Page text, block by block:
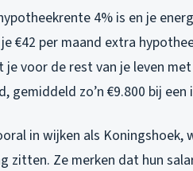
4% is en je
€42 per maand extra
je voor de rest van je leven
gemiddeld zo’n €9.800 bij
in wijken als Koningshoek,
zitten. Ze merken dat hun